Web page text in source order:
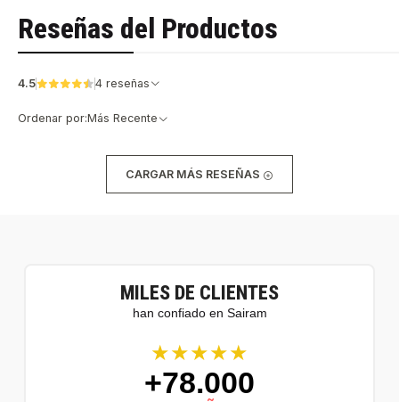
Reseñas del Productos
4.5 4 reseñas
Ordenar por:Más Recente
CARGAR MÁS RESEÑAS
MILES DE CLIENTES
han confiado en Sairam
★★★★★
+78.000